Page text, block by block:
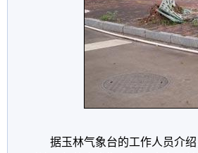
据玉林气象台的工作人员介